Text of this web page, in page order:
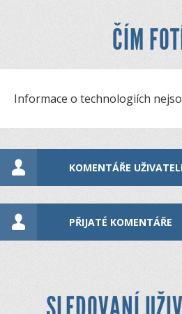
ČÍM
Informace o technologiích
KOMENTÁŘE
PŘIJATÉ KOMENTÁŘE